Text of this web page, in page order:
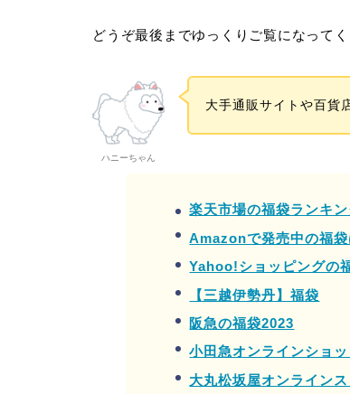
どうぞ最後までゆっくりご覧になってく
ハニーちゃん
大手通販サイトや百貨
楽天市場の福袋ランキ
Amazonで発売中の福袋
Yahoo!ショッピングの
【三越伊勢丹】福袋
阪急の福袋2023
小田急オンラインショ
大丸松坂屋オンライン